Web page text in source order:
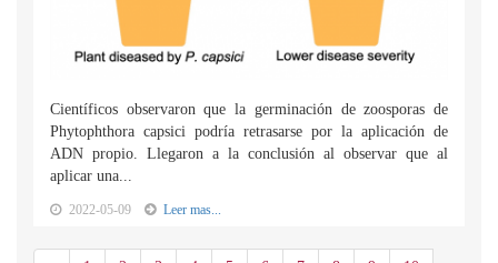
Científicos observaron que la germinación de zoosporas de
Phytophthora capsici podría retrasarse por la aplicación de
ADN propio. Llegaron a la conclusión al observar que al
aplicar una...
2022-05-09 Leer mas...